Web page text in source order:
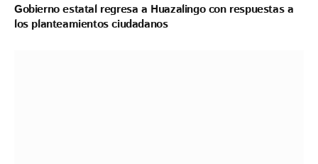
Gobierno estatal regresa a Huazalingo con respuestas a
los planteamientos ciudadanos